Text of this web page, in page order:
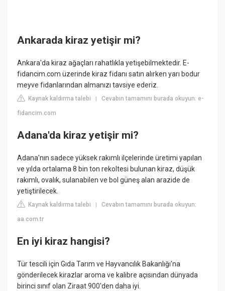
Ankarada kiraz yetişir mi?
Ankara'da kiraz ağaçları rahatlıkla yetişebilmektedir. E-
fidancim.com üzerinde kiraz fidanı satın alırken yarı bodur
meyve fidanlarından almanızı tavsiye ederiz.
Kaynak kaldırma talebi |Cevabın tamamını burada okuyun: e-
fidancim.com
Adana'da kiraz yetişir mi?
Adana'nın sadece yüksek rakımlı ilçelerinde üretimi yapılan
ve yılda ortalama 8 bin ton rekoltesi bulunan kiraz, düşük
rakımlı, ovalık, sulanabilen ve bol güneş alan arazide de
yetiştirilecek.
Kaynak kaldırma talebi |Cevabın tamamını burada okuyun:
aa.com.tr
En iyi kiraz hangisi?
Tür tescili için Gıda Tarım ve Hayvancılık Bakanlığı'na
gönderilecek kirazlar aroma ve kalibre açısından dünyada
birinci sınıf olan Ziraat 900'den daha iyi.